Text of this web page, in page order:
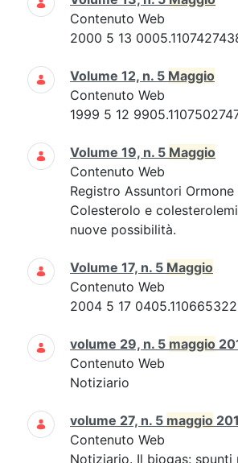
Contenuto Web
2000 5 13
Volume 12, n. 5 Maggio
Contenuto Web
1999 5 12
Volume 19, n. 5 Maggio
Contenuto Web
Registro Assuntori
Colesterolo e
nuove possibilità.
Volume 17, n. 5 Maggio
Contenuto Web
2004 5 17
volume 29, n. 5 maggio
Contenuto Web
Notiziario
volume 27, n. 5 maggio
Contenuto Web
Notiziario. Il biogas: spunti